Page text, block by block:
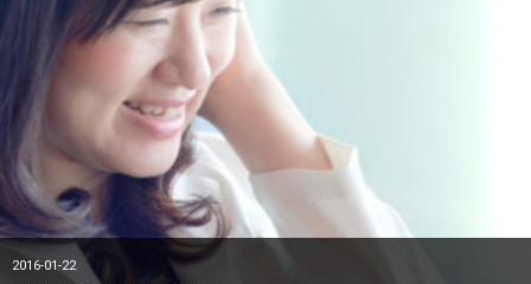
2016-01-22